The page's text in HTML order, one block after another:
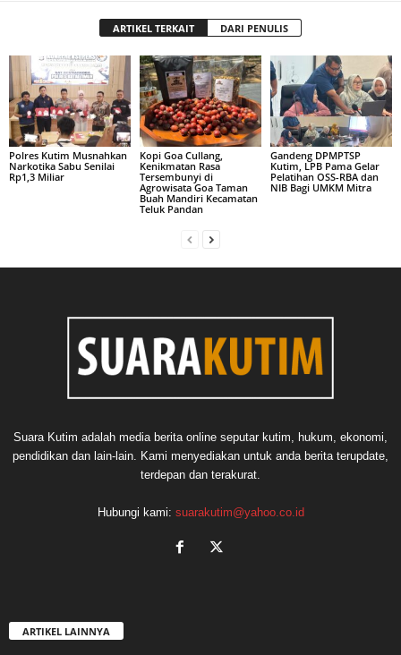
ARTIKEL TERKAIT DARI PENULIS
Polres Kutim Musnahkan
Narkotika Sabu Senilai
Rp1,3 Miliar
Kopi Goa Cullang,
Kenikmatan Rasa
Tersembunyi di
Agrowisata Goa Taman
Buah Mandiri Kecamatan
Teluk Pandan
Gandeng DPMPTSP
Kutim, LPB Pama Gelar
Pelatihan OSS-RBA dan
NIB Bagi UMKM Mitra
Suara Kutim adalah media berita online seputar kutim, hukum, ekonomi,
pendidikan dan lain-lain. Kami menyediakan untuk anda berita terupdate,
terdepan dan terakurat.
Hubungi kami: suarakutim@yahoo.co.id
ARTIKEL LAINNYA